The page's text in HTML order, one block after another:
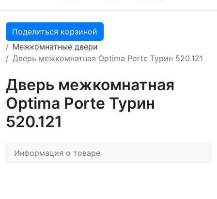
Поделиться корзиной
Межкомнатные двери
Дверь межкомнатная Optima Porte Турин 520.121
Дверь межкомнатная
Optima Porte Турин
520.121
Информация о товаре